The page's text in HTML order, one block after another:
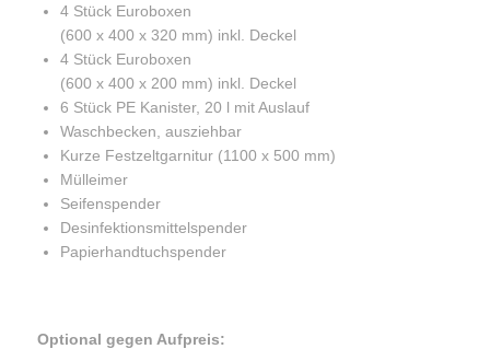
4 Stück Euroboxen
(600 x 400 x 320 mm) inkl. Deckel
4 Stück Euroboxen
(600 x 400 x 200 mm) inkl. Deckel
6 Stück PE Kanister, 20 l mit Auslauf
Waschbecken, ausziehbar
Kurze Festzeltgarnitur (1100 x 500 mm)
Mülleimer
Seifenspender
Desinfektionsmittelspender
Papierhandtuchspender
Optional gegen Aufpreis: